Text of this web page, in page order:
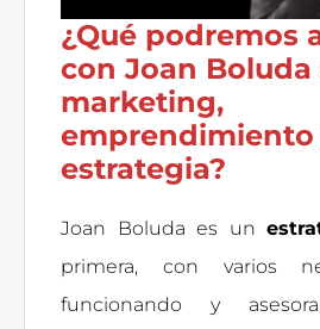
¿Qué podremos
con Joan Boluda
marketing,
emprendimiento
estrategia?
Joan Boluda es un
primera, con varios
funcionando y